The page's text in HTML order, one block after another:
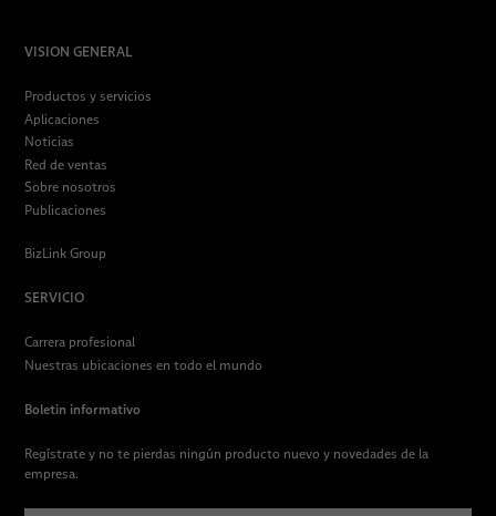
VISION GENERAL
Productos y servicios
Aplicaciones
Noticias
Red de ventas
Sobre nosotros
Publicaciones
BizLink Group
SERVICIO
Carrera profesional
Nuestras ubicaciones en todo el mundo
Boletin informativo
Regístrate y no te pierdas ningún producto nuevo y novedades de la
empresa.